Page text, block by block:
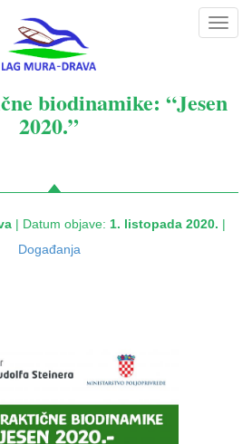
biodinamike: “Jesen
2020.”
| Datum objave: 1. listopada 2020. |
Događanja